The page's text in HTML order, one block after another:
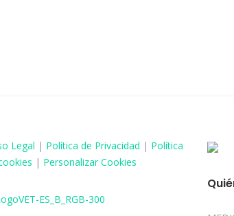
Legal | Política de Privacidad | Política
| Personalizar Cookies